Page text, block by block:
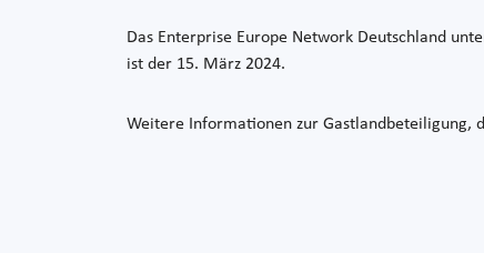
Das Enterprise Europe Network Deutschland
ist der 15. März 2024.
Weitere Informationen zur Gastlandbeteiligung,